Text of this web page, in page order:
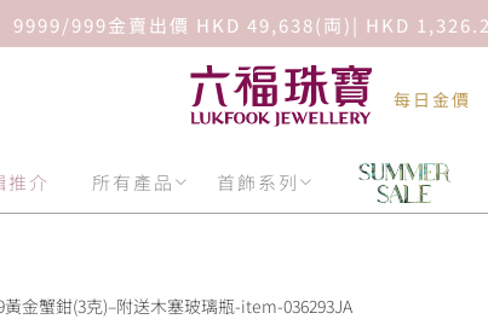
9999/999金賣出價 HKD 49,638(両)| HKD
每日金價
推介 所有產品 首飾系列
金蟹鉗(3克)–附送木塞玻璃瓶-item-036293JA